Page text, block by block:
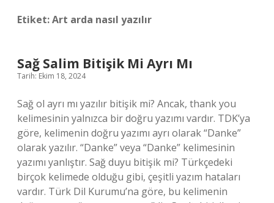
Etiket:Art arda nasıl yazılır
Sağ Salim Bitişik Mi Ayrı Mı
Tarih: Ekim 18, 2024
Sağ ol ayrı mı yazılır bitişik mi? Ancak, thank you
kelimesinin yalnızca bir doğru yazımı vardır. TDK’ya
göre, kelimenin doğru yazımı ayrı olarak “Danke”
olarak yazılır. “Danke” veya “Danke” kelimesinin
yazımı yanlıştır. Sağ duyu bitişik mi? Türkçedeki
birçok kelimede olduğu gibi, çeşitli yazım hataları
vardır. Türk Dil Kurumu’na göre, bu kelimenin